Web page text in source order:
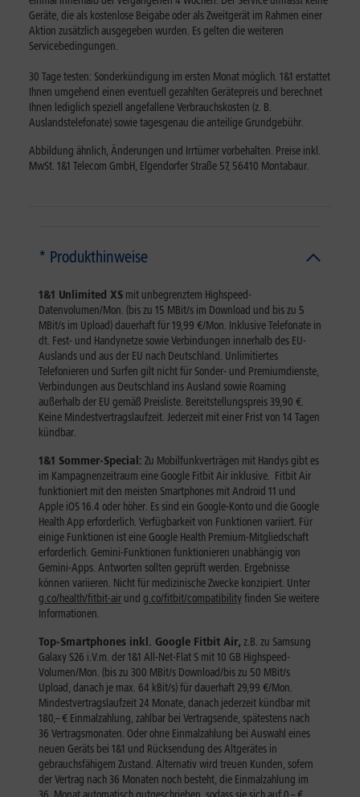
Geräte, die als kostenlose Beigabe oder als Zweitgerät im Rahmen einer
Aktion zusätzlich ausgegeben wurden. Es gelten die weiteren
Servicebedingungen.
30 Tage testen: Sonderkündigung im ersten Monat möglich. 1&1 erstattet
Ihnen umgehend einen eventuell gezahlten Gerätepreis und berechnet
Ihnen lediglich speziell angefallene Verbrauchskosten (z. B.
Auslandstelefonate) sowie tagesgenau die anteilige Grundgebühr.
Abbildung ähnlich, Änderungen und Irrtümer vorbehalten. Preise inkl.
MwSt. 1&1 Telecom GmbH, Elgendorfer Straße 57, 56410 Montabaur.